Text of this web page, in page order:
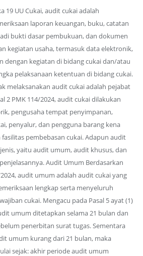
19 UU Cukai, audit cukai adalah
laporan keuangan, buku, catatan
bukti dasar pembukuan, dan dokumen
kegiatan usaha, termasuk data elektronik,
dengan kegiatan di bidang cukai dan/atau
pelaksanaan ketentuan di bidang cukai.
melaksanakan audit cukai adalah pejabat
2 PMK 114/2024, audit cukai dilakukan
pengusaha tempat penyimpanan,
penyalur, dan pengguna barang kena
pembebasan cukai. Adapun audit
yaitu audit umum, audit khusus, dan
Audit Umum Berdasarkan
2024, audit umum adalah audit cukai yang
lengkap serta menyeluruh
cukai. Mengacu pada Pasal 5 ayat (1)
umum ditetapkan selama 21 bulan dan
penerbitan surat tugas. Sementara
umum kurang dari 21 bulan, maka
sejak: akhir periode audit umum